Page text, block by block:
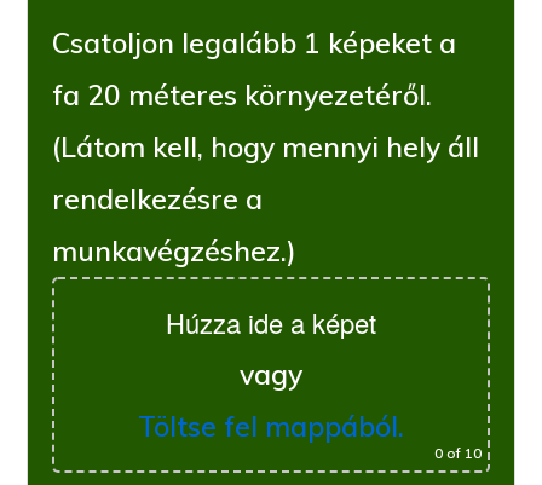
Csatoljon legalább 1 képeket a
fa 20 méteres környezetéről.
(Látom kell, hogy mennyi hely áll
rendelkezésre a
munkavégzéshez.)
Húzza ide a képet
vagy
Töltse fel mappából.
0of 10